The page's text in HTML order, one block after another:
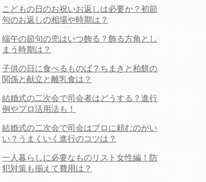
こどもの日のお祝いお返しは必要か？初節
句のお返しの相場や時期は？
端午の節句の兜はいつ飾る？飾る方角とし
まう時期は？
子供の日に食べるものば？ちまきと柏餅の
関係と献立と離乳食は？
結婚式の二次会で司会者はどうする？進行
例やプロ活用法も！
結婚式の二次会で司会はプロに頼むのがい
い？うまくいく進行のコツは？
一人暮らしに必要なものリスト女性編！防
犯対策も揃えて費用は？